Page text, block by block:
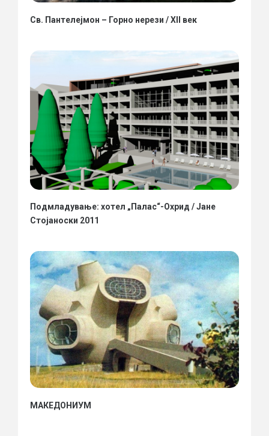
Св. Пантелејмон – Горно нерези / XII век
Подмладување: хотел „Палас“-Охрид / Јане
Стојаноски 2011
МАКЕДОНИУМ